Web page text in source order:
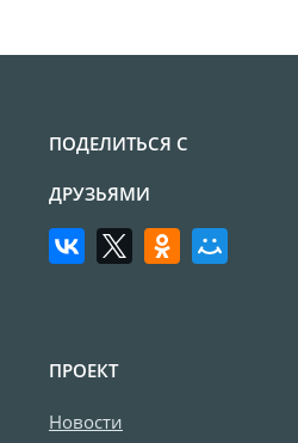
ПОДЕЛИТЬСЯ С
ДРУЗЬЯМИ
ПРОЕКТ
Новости